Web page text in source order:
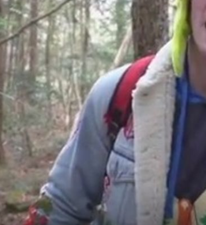
+ 1
svom
''ZAISTA MI JE NEUGODNO...''
Skandal iz 2004. jedan je od
showbizu, o njemu se priča i